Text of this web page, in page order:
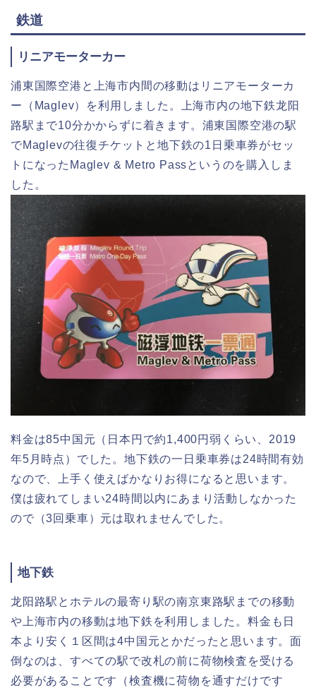
鉄道
リニアモーターカー
浦東国際空港と上海市内間の移動はリニアモーターカ
ー（Maglev）を利用しました。上海市内の地下鉄龙阳
路駅まで10分かからずに着きます。浦東国際空港の駅
でMaglevの往復チケットと地下鉄の1日乗車券がセッ
トになったMaglev & Metro Passというのを購入しま
した。
料金は85中国元（日本円で約1,400円弱くらい、2019
年5月時点）でした。地下鉄の一日乗車券は24時間有効
なので、上手く使えばかなりお得になると思います。
僕は疲れてしまい24時間以内にあまり活動しなかった
ので（3回乗車）元は取れませんでした。
地下鉄
龙阳路駅とホテルの最寄り駅の南京東路駅までの移動
や上海市内の移動は地下鉄を利用しました。料金も日
本より安く１区間は4中国元とかだったと思います。面
倒なのは、すべての駅で改札の前に荷物検査を受ける
必要があることです（検査機に荷物を通すだけです